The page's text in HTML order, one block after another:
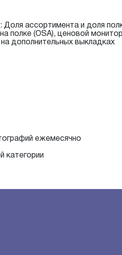
ассортимента и доля
полке (OSA), ценовой
дополнительных выкладках
ежемесячно
категории